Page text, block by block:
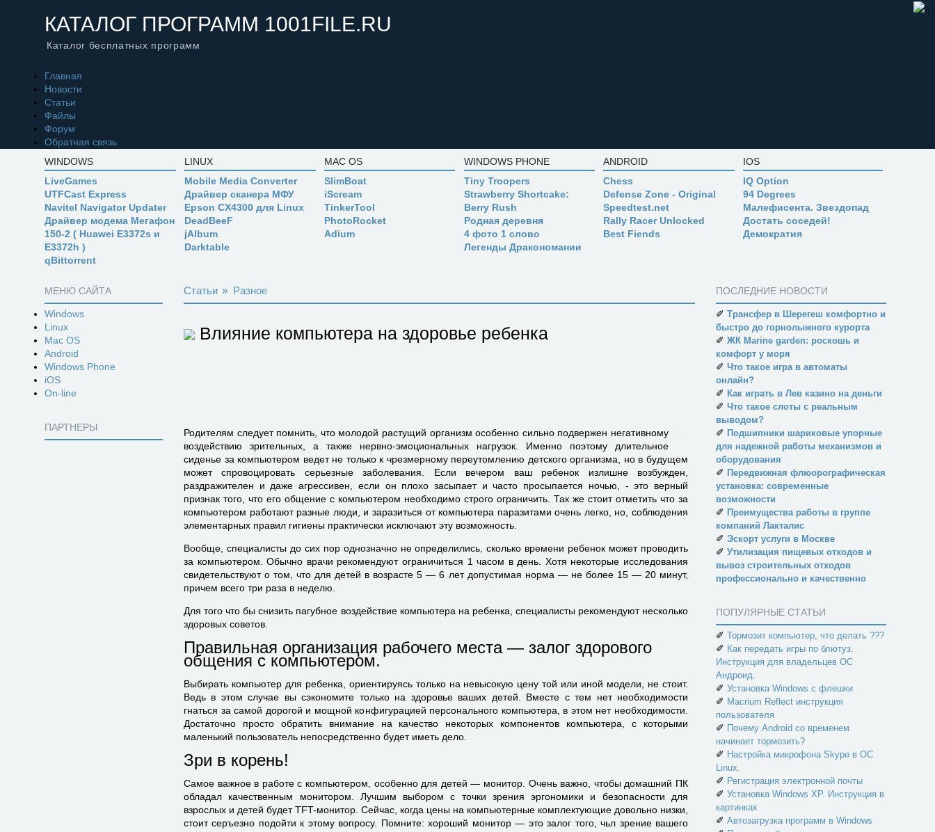
КАТАЛОГ ПРОГРАММ 1001FILE.RU
Каталог бесплатных программ
Главная
Новости
Статьи
Файлы
Форум
Обратная связь
WINDOWS
LiveGames
UTFCast Express
Navitel Navigator Updater
Драйвер модема Мегафон
150-2 ( Huawei E3372s и
E3372h )
qBittorrent
LINUX
Mobile Media Converter
Драйвер сканера МФУ
Epson CX4300 для Linux
DeadBeeF
jAlbum
Darktable
MAC OS
SlimBoat
iScream
TinkerTool
PhotoRocket
Adium
WINDOWS PHONE
Tiny Troopers
Strawberry Shortcake:
Berry Rush
Родная деревня
4 фото 1 слово
Легенды Дракономании
ANDROID
Chess
Defense Zone - Original
Speedtest.net
Rally Racer Unlocked
Best Fiends
IOS
IQ Option
94 Degrees
Малефисента. Звездопад
Достать соседей!
Демократия
МЕНЮ САЙТА
Windows
Linux
Mac OS
Android
Windows Phone
iOS
On-line
ПАРТНЕРЫ
Статьи » Разное
Влияние компьютера на здоровье ребенка
Родителям следует помнить, что молодой растущий организм особенно сильно подвержен негативному
воздействию зрительных, а также нервно-эмоциональных нагрузок. Именно поэтому длительное
сиденье за компьютером ведет не только к чрезмерному переутомлению детского организма, но в будущем
может спровоцировать серьезные заболевания. Если вечером ваш ребенок излишне возбужден,
раздражителен и даже агрессивен, если он плохо засыпает и часто просыпается ночью, - это верный
признак того, что его общение с компьютером необходимо строго ограничить. Так же стоит отметить что за
компьютером работают разные люди, и заразиться от компьютера паразитами очень легко, но, соблюдения
элементарных правил гигиены практически исключают эту возможность.
Вообще, специалисты до сих пор однозначно не определились, сколько времени ребенок может проводить
за компьютером. Обычно врачи рекомендуют ограничиться 1 часом в день. Хотя некоторые исследования
свидетельствуют о том, что для детей в возрасте 5 — 6 лет допустимая норма — не более 15 — 20 минут,
причем всего три раза в неделю.
Для того что бы снизить пагубное воздействие компьютера на ребенка, специалисты рекомендуют несколько
здоровых советов.
Правильная организация рабочего места — залог здорового
общения с компьютером.
Выбирать компьютер для ребенка, ориентируясь только на невысокую цену той или иной модели, не стоит.
Ведь в этом случае вы сэкономите только на здоровье ваших детей. Вместе с тем нет необходимости
гнаться за самой дорогой и мощной конфигурацией персонального компьютера, в этом нет необходимости.
Достаточно просто обратить внимание на качество некоторых компонентов компьютера, с которыми
маленький пользователь непосредственно будет иметь дело.
Зри в корень!
Самое важное в работе с компьютером, особенно для детей — монитор. Очень важно, чтобы домашний ПК
обладал качественным монитором. Лучшим выбором с точки зрения эргономики и безопасности для
взрослых и детей будет TFT-монитор. Сейчас, когда цены на компьютерные комплектующие довольно низки,
стоит серъезно подойти к этому вопросу. Помните: хороший монитор — это залог того, чьл зрение вашего
ПОСЛЕДНИЕ НОВОСТИ
✐ Трансфер в Шерегеш комфортно и
быстро до горнолыжного курорта
✐ ЖК Marine garden: роскошь и
комфорт у моря
✐ Что такое игра в автоматы
онлайн?
✐ Как играть в Лев казино на деньги
✐ Что такое слоты с реальным
выводом?
✐ Подшипники шариковые упорные
для надежной работы механизмов и
оборудования
✐ Передвижная флюорографическая
установка: современные
возможности
✐ Преимущества работы в группе
компаний Лакталис
✐ Эскорт услуги в Москве
✐ Утилизация пищевых отходов и
вывоз строительных отходов
профессионально и качественно
ПОПУЛЯРНЫЕ СТАТЬИ
✐ Тормозит компьютер, что делать ???
✐ Как передать игры по блютуз.
Инструкция для владельцев ОС
Андроид.
✐ Установка Windows с флешки
✐ Macrium Reflect инструкция
пользователя
✐ Почему Android со временем
начинает тормозить?
✐ Настройка микрофона Skype в ОС
Linux.
✐ Регистрация электронной почты
✐ Установка Windows XP. Инструкция в
картинках
✐ Автозагрузка программ в Windows